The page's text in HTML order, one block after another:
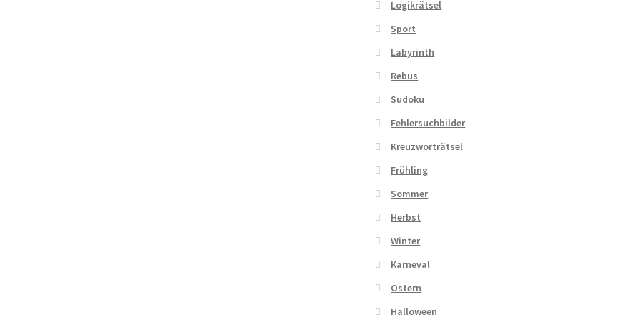
Logikrätsel
Sport
Labyrinth
Rebus
Sudoku
Fehlersuchbilder
Kreuzworträtsel
Frühling
Sommer
Herbst
Winter
Karneval
Ostern
Halloween